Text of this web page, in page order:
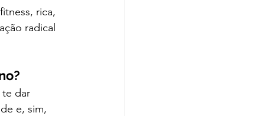
rica,
radical
te dar
e, sim,